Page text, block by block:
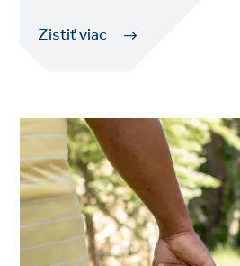
Zistiť viac